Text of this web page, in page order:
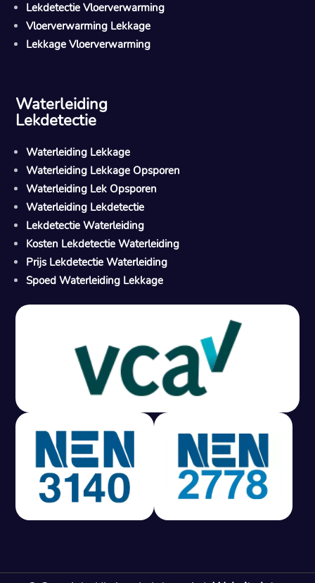
M
Gratis offerte in 24 uur
Geen lekkage? Geen betaling.
Vast tarief van € 395,- exc btw.
Rapport binnen 3 werkdagen.
100% RIsicovrij.
Vaak vergoed door verzekeraar.
Lekdetectie Vloerverwarming
Vloerverwarming Lekkage
Lekkage Vloerverwarming
Waterleiding
Lekdetectie
Waterleiding Lekkage
Waterleiding Lekkage Opsporen
Waterleiding Lek Opsporen
Waterleiding Lekdetectie
Lekdetectie Waterleiding
Kosten Lekdetectie Waterleiding
Prijs Lekdetectie Waterleiding
Spoed Waterleiding Lekkage